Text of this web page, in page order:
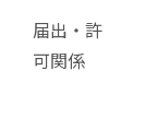
届出・許
可関係